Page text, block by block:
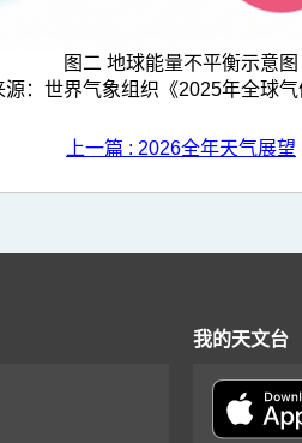
图二 地球能量不平衡示意图
源：世界气象组织《2025年全球气
上一篇 : 2026全年天气展望
我的天文台